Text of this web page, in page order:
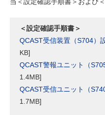
＜設定確認手順書＞
QCAST受信装置（S704）
KB]
QCAST警報ユニット（
1.4MB]
QCAST受信ユニット（
1.7MB]